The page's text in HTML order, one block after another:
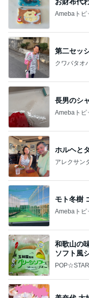
Amebaトピ
第二セッ
クワバタオ
長男のシ
Amebaトピ
ホルヘと
アレクサン
モト冬樹
Amebaトピ
和歌山の
ソフト風